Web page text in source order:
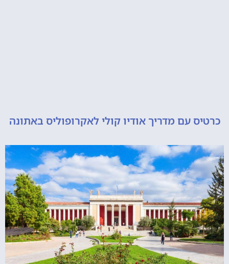
עם מדריך אודיו קולי לאקרופוליס באתונה